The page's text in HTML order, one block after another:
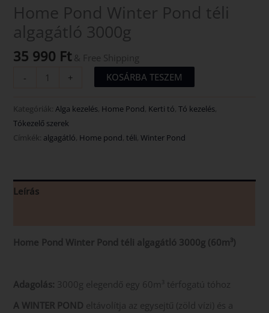
Home Pond Winter Pond téli
algagátló 3000g
35 990 Ft & Free Shipping
-
+ KOSÁRBA TESZEM
Kategóriák:Alga kezelés, Home Pond, Kerti tó,Tó kezelés,
Tókezelő szerek
Címkék: algagátló, Home pond,téli,Winter Pond
Leírás
Home Pond Winter Pond téli algagátló 3000g (60m³)
Adagolás: 3000g elegendő egy 60m³ térfogatú tóhoz
A WINTER POND eltávolítja az egysejtű (zöld vízi) és a